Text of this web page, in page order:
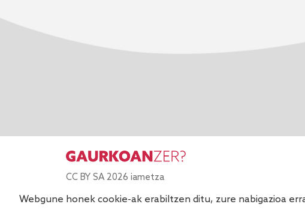
CC BY SA 2026 iametza
Webgune honek cookie-ak erabiltzen ditu, zure nabigazioa